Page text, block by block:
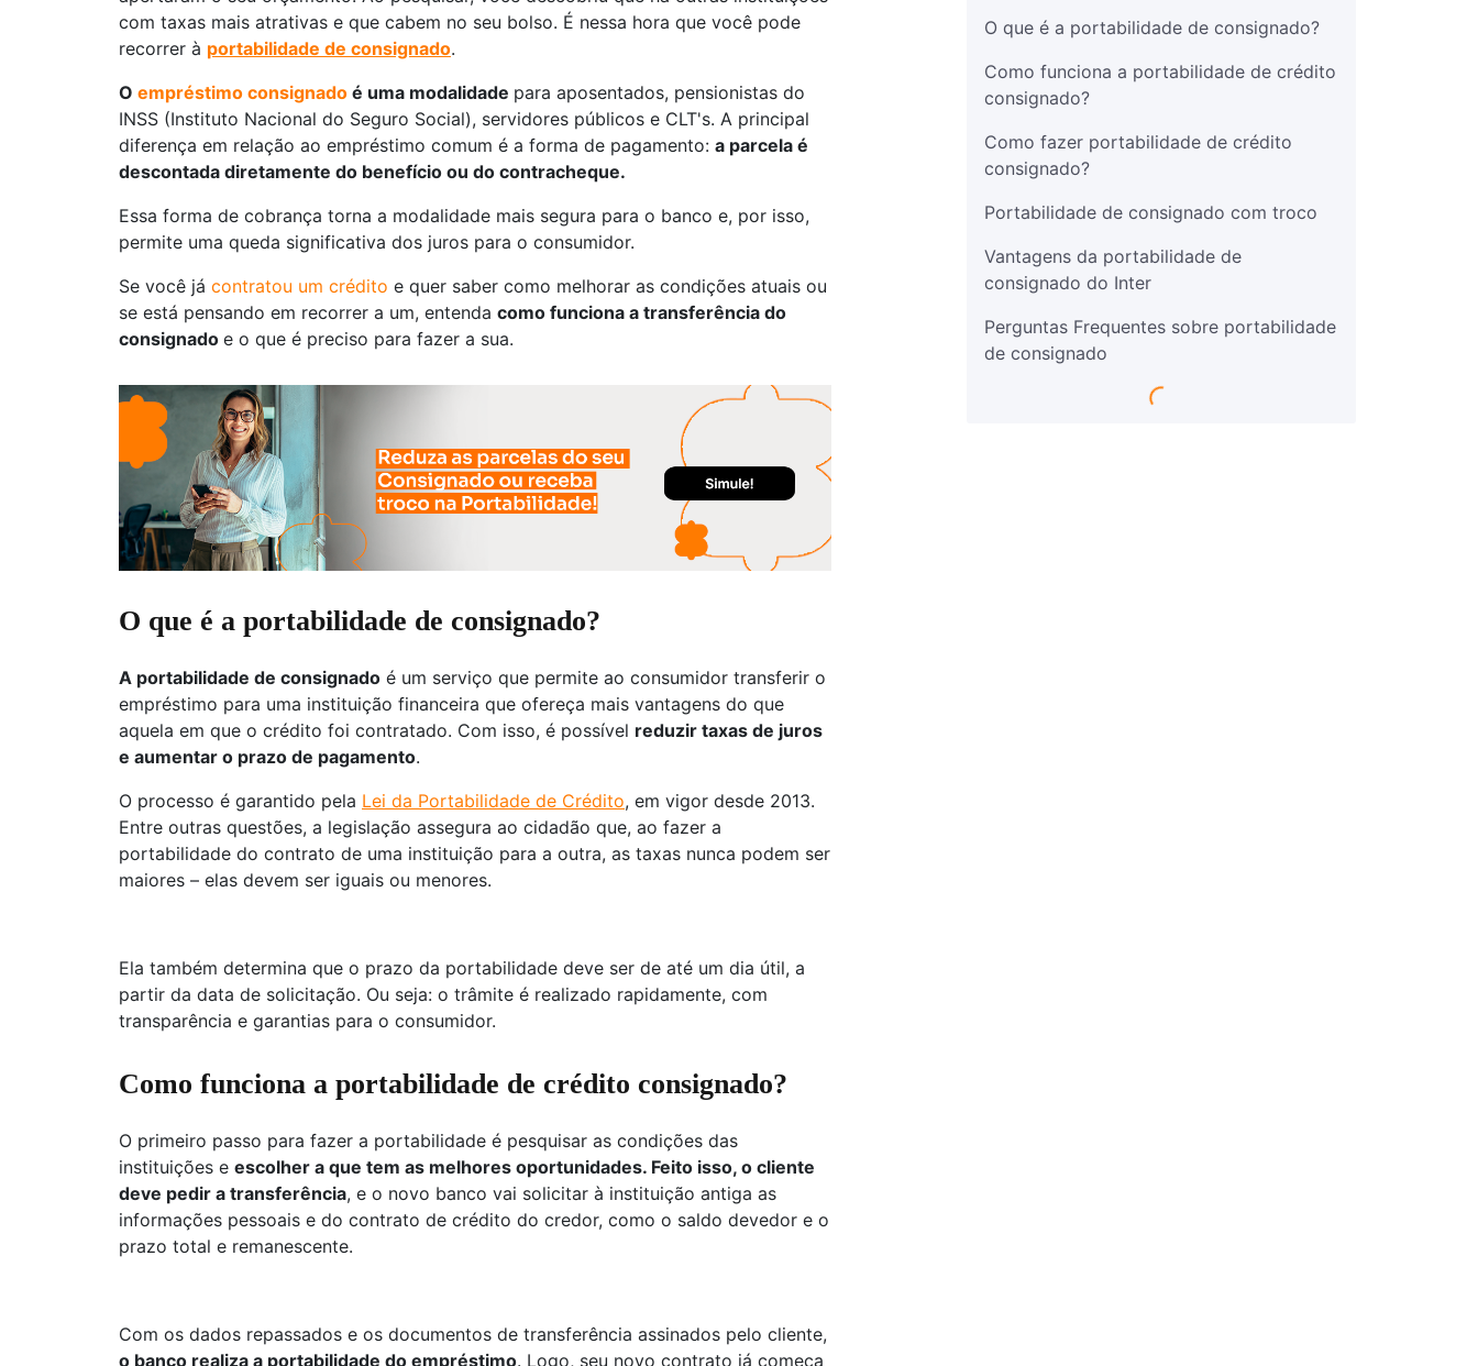
com taxas mais atrativas e que cabem no seu bolso. É nessa hora que você pode
recorrer à portabilidade de consignado.
O empréstimo consignado é uma modalidade para aposentados, pensionistas do
INSS (Instituto Nacional do Seguro Social), servidores públicos e CLT's. A principal
diferença em relação ao empréstimo comum é a forma de pagamento: a parcela é
descontada diretamente do benefício ou do contracheque.
Essa forma de cobrança torna a modalidade mais segura para o banco e, por isso,
permite uma queda significativa dos juros para o consumidor.
Se você já contratou um crédito e quer saber como melhorar as condições atuais ou
se está pensando em recorrer a um, entenda como funciona a transferência do
consignado e o que é preciso para fazer a sua.
O que é a portabilidade de consignado?
A portabilidade de consignado é um serviço que permite ao consumidor transferir o
empréstimo para uma instituição financeira que ofereça mais vantagens do que
aquela em que o crédito foi contratado. Com isso, é possível reduzir taxas de juros
e aumentar o prazo de pagamento.
O processo é garantido pela Lei da Portabilidade de Crédito, em vigor desde 2013.
Entre outras questões, a legislação assegura ao cidadão que, ao fazer a
portabilidade do contrato de uma instituição para a outra, as taxas nunca podem ser
maiores – elas devem ser iguais ou menores.
Ela também determina que o prazo da portabilidade deve ser de até um dia útil, a
partir da data de solicitação. Ou seja: o trâmite é realizado rapidamente, com
transparência e garantias para o consumidor.
Como funciona a portabilidade de crédito consignado?
O primeiro passo para fazer a portabilidade é pesquisar as condições das
instituições e escolher a que tem as melhores oportunidades. Feito isso, o cliente
deve pedir a transferência, e o novo banco vai solicitar à instituição antiga as
informações pessoais e do contrato de crédito do credor, como o saldo devedor e o
prazo total e remanescente.
Com os dados repassados e os documentos de transferência assinados pelo cliente,
o banco realiza a portabilidade do empréstimo. Logo, seu novo contrato já começa
O que é a portabilidade de consignado?
Como funciona a portabilidade de crédito
consignado?
Como fazer portabilidade de crédito
consignado?
Portabilidade de consignado com troco
Vantagens da portabilidade de
consignado do Inter
Perguntas Frequentes sobre portabilidade
de consignado